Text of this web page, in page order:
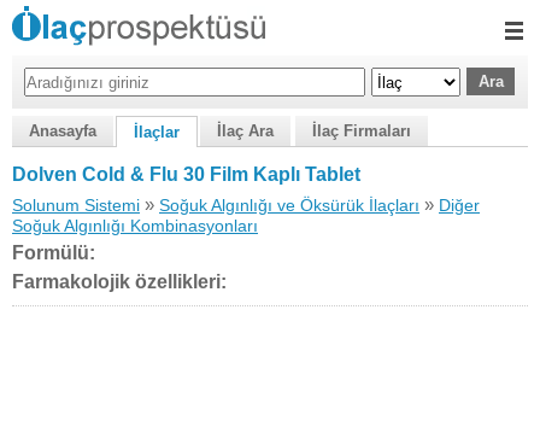
Anasayfa İlaçlar İlaç Ara İlaç Firmaları
Dolven Cold & Flu 30 Film Kaplı Tablet
Solunum Sistemi » Soğuk Algınlığı ve Öksürük İlaçları » Diğer
Soğuk Algınlığı Kombinasyonları
Formülü:
Farmakolojik özellikleri: